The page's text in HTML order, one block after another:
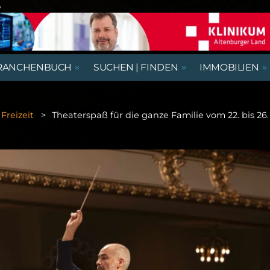
VORTRÄGE
THEATER & KABARETT
SUCHEN | FINDEN IMMOBILIEN
Theaterspaß für die ganze Familie vom 22. bis